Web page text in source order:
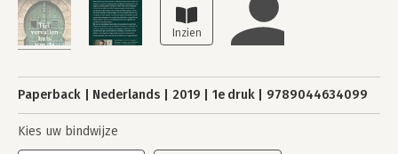
Paperback Nederlands 2019 1e druk 9789044634099
Kies uw bindwijze